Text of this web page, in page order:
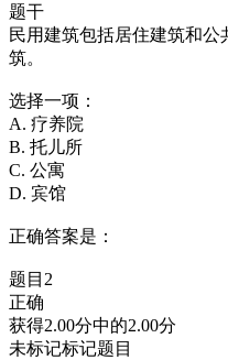
题干
民用建筑包括居住建筑和
筑。
选择一项：
A. 疗养院
B. 托儿所
C. 公寓
D. 宾馆
正确答案是：
题目2
正确
获得2.00分中的2.00分
未标记标记题目